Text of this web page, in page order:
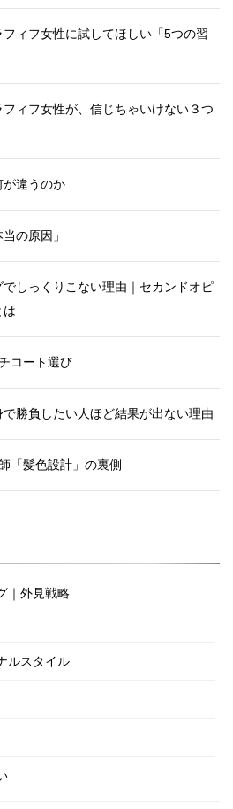
ィフ女性に試してほしい「5つの習
ィフ女性が、信じちゃいけない３つ
が違うのか
の原因」
しっくりこない理由｜セカンドオピ
は
コート選び
勝負したい人ほど結果が出ない理由
「髪色設計」の裏側
｜外見戦略
ルスタイル